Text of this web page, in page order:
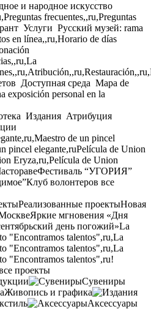
и народное искусство
frecuentes,,ru,Preguntas
Услуги Русский музей: rama
en línea,,ru,Horario de días
Доступная среда Mapa de
exposición personal en la
Издания Атрибуция
de un pincel
pincel elegante,ruPelícula de Union
Eryza,ru,Película de Union
Фестиваль “УГОРИЯ”
Клуб волонтеров все
Реализованные проектыНовая
Яркие мгновения «Дня
день погожий»La
"Encontramos talentos",ru,La
"Encontramos talentos",ru,La
"Encontramos talentos",ru!
проекты
Сувениры
Живопись и графика
Аксессуары